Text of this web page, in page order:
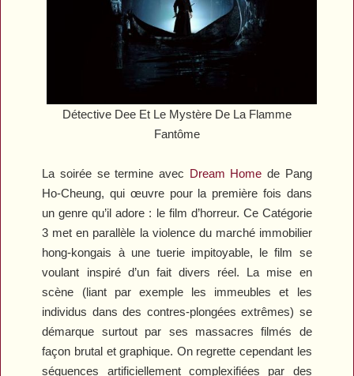
Détective Dee Et Le Mystère De La Flamme
Fantôme
La soirée se termine avec Dream Home de Pang
Ho-Cheung, qui œuvre pour la première fois dans
un genre qu’il adore : le film d’horreur. Ce Catégorie
3 met en parallèle la violence du marché immobilier
hong-kongais à une tuerie impitoyable, le film se
voulant inspiré d’un fait divers réel. La mise en
scène (liant par exemple les immeubles et les
individus dans des contres-plongées extrêmes) se
démarque surtout par ses massacres filmés de
façon brutal et graphique. On regrette cependant les
séquences artificiellement complexifiées par des